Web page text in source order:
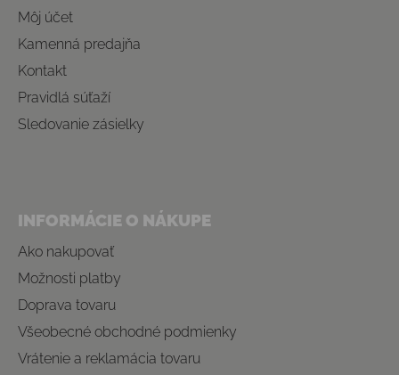
Môj účet
Kamenná predajňa
Kontakt
Pravidlá súťaží
Sledovanie zásielky
INFORMÁCIE O NÁKUPE
Ako nakupovať
Možnosti platby
Doprava tovaru
Všeobecné obchodné podmienky
Vrátenie a reklamácia tovaru